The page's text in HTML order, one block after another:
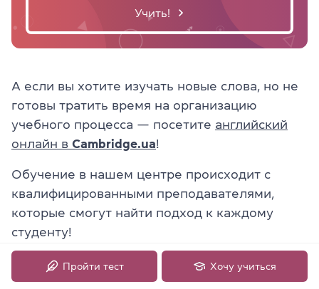
Учить!
А если вы хотите изучать новые слова, но не
готовы тратить время на организацию
учебного процесса — посетите английский
онлайн в Cambridge.ua!
Обучение в нашем центре происходит с
квалифицированными преподавателями,
которые смогут найти подход к каждому
студенту!
10
Пройти тест Хочу учиться